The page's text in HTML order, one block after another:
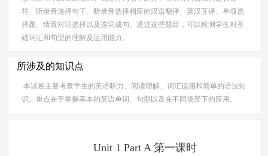
符、听录音选择句子、听录音选择相应的汉语翻译、英汉互译、单项选
择题、情景对话选择以及连词成句。通过这些题目，可以检测学生对基
础词汇和句型的理解及运用能力。
所涉及的知识点
本试卷主要考查学生的英语听力、阅读理解、词汇运用和简单的语法知
识。重点在于掌握基本的英语单词、句型以及在不同场景下的应用。
Unit 1 Part A 第一课时